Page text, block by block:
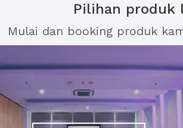
Pilihan produk
Mulai dan booking produk